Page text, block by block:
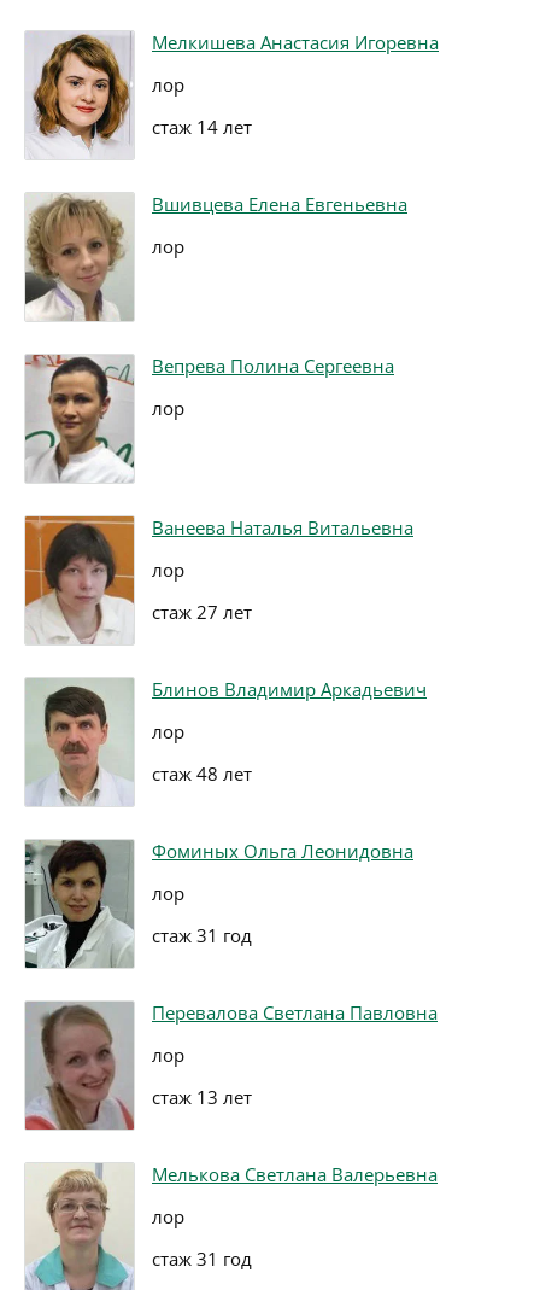
Мелкишева Анастасия Игоревна
лор
стаж 14 лет
Вшивцева Елена Евгеньевна
лор
Вепрева Полина Сергеевна
лор
Ванеева Наталья Витальевна
лор
стаж 27 лет
Блинов Владимир Аркадьевич
лор
стаж 48 лет
Фоминых Ольга Леонидовна
лор
стаж 31 год
Перевалова Светлана Павловна
лор
стаж 13 лет
Мелькова Светлана Валерьевна
лор
стаж 31 год